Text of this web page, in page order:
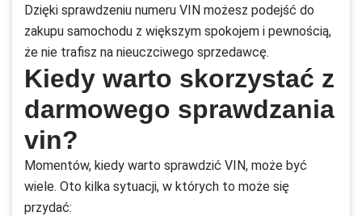
Dzięki sprawdzeniu numeru VIN możesz podejść do
zakupu samochodu z większym spokojem i pewnością,
że nie trafisz na nieuczciwego sprzedawcę.
Kiedy warto skorzystać z
darmowego sprawdzania
vin?
Momentów, kiedy warto sprawdzić VIN, może być
wiele. Oto kilka sytuacji, w których to może się
przydać: